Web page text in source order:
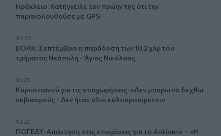
Ηράκλειο: Κατήγγειλε τον πρώην της ότι την
παρακολουθούσε με GPS
10:30
ΒΟΑΚ: Σεπτέμβριο η παράδοση των 10,2 χλμ του
τμήματος Νεάπολη - Άγιος Νικόλαος
10:23
Καρυστιανού για τις αποχωρήσεις: «Δεν μπορώ να δεχθώ
εκβιασμούς - Δεν ήταν όλοι καλοπροαίρετοι»
10:22
ΠΟΓΕΔΥ: Απάντηση στις επικρίσεις για το Antinero – «Η